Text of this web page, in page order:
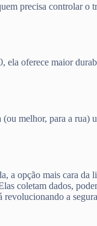
precisa controlar o
ela oferece maior
melhor, para a
opção mais cara da
coletam dados,
revolucionando a